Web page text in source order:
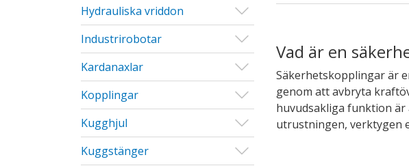
Hydrauliska vriddon
Visa/Göm undermeny
Industrirobotar
Visa/Göm undermeny
Kardanaxlar
Visa/Göm undermeny
Kopplingar
Visa/Göm undermeny
Kugghjul
Visa/Göm undermeny
Kuggstänger
Visa/Göm undermeny
Vad är en
Säkerhetskopplingar är
genom att avbryta
huvudsakliga funktion
utrustningen, verktygen